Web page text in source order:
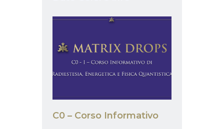
C0 – Corso Informativo